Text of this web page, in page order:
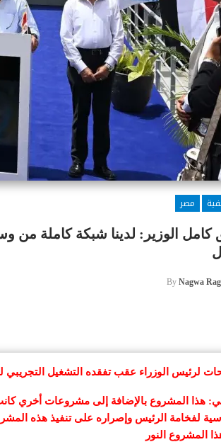
مصر
كامل الوزير: لدينا شبكة كاملة من
By Nagwa
لرئيس الوزراء عقب تفقده التشغيل التجريبي
لفخامة الرئيس وإصراره على تنفيذ هذه
المشروع النور